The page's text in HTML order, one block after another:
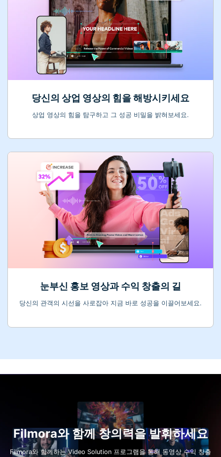
당신의 상업 영상의 힘을 해방시키세요
상업 영상의 힘을 탐구하고 그 성공 비밀을 밝혀보세요.
눈부신 홍보 영상과 수익 창출의 길
당신의 관객의 시선을 사로잡아 지금 바로 성공을 이끌어보세요.
Filmora와 함께 창의력을 발휘하세요
Filmora와 함께하는 Video Solution 프로그램을 통해 동영상 수익 창출